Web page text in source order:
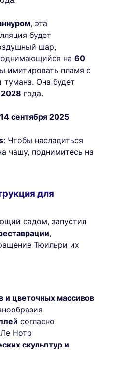
, эта
будет
шар,
на 60
имитировать пламя с
Она будет
2028 года.
сентября 2025
: Чтобы насладиться
чашу, поднимитесь на
для
садом, запустил
,
Тюильри их
и цветочных массивов
согласно
Нотр
скульптур и